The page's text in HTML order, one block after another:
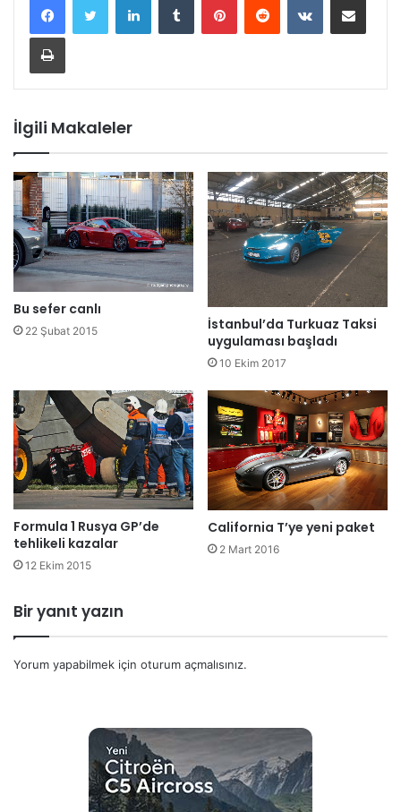
İlgili Makaleler
Bu sefer canlı
22 Şubat 2015
İstanbul’da Turkuaz Taksi
uygulaması başladı
10 Ekim 2017
Formula 1 Rusya GP’de
tehlikeli kazalar
12 Ekim 2015
California T’ye yeni paket
2 Mart 2016
Bir yanıt yazın
Yorum yapabilmek için oturum açmalısınız.